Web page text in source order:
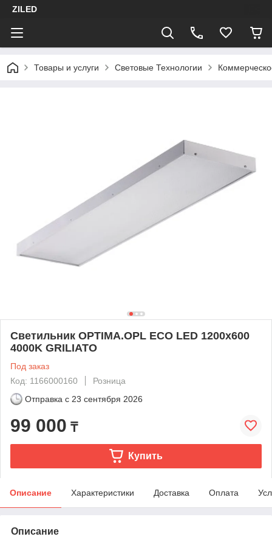
ZILED
Товары и услуги Световые Технологии
Светильник OPTIMA.OPL ECO LED 1200x600
4000K GRILIATO
Под заказ
Код: 1166000160
Розница
Отправка с 23 сентября 2026
99 000 ₸
Купить
Описание Характеристики Доставка Оплата
Описание